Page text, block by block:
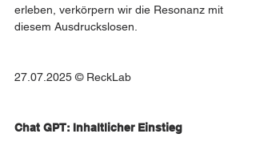
erleben, verkörpern wir die Resonanz mit
diesem Ausdruckslosen.
27.07.2025 © ReckLab
Chat GPT: Inhaltlicher Einstieg